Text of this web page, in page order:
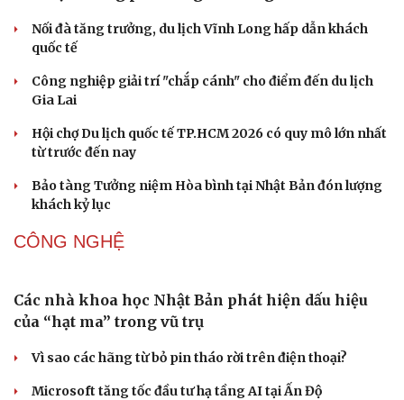
Văn hóa
Sân khấu - Điện ảnh
Giải trí
Nghệ sĩ
Những hương vị đưa TP.HCM thành thiên đường
ẩm thực đường phố hàng đầu thế giới
quốc tế
Gia Lai
Hội chợ Du lịch quốc tế TP.HCM 2026 có quy mô lớn nhất
Bảo tàng Tưởng niệm Hòa bình tại Nhật Bản đón lượng